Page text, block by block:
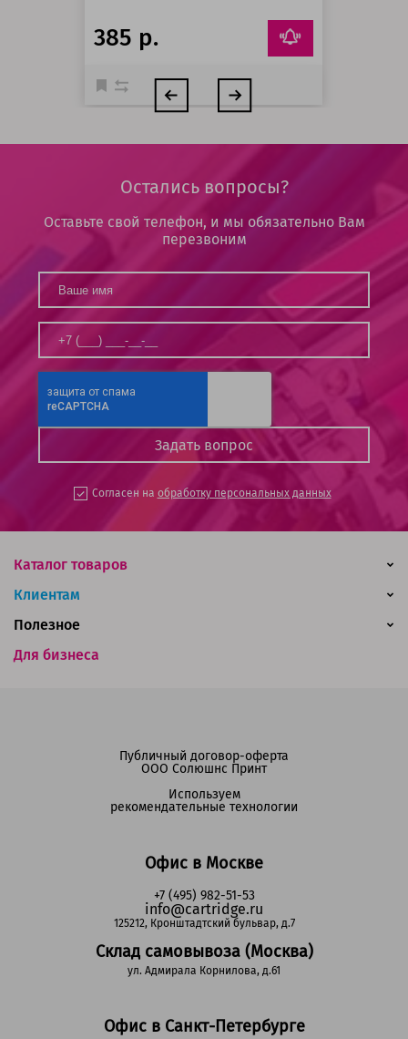
385 р.
Остались вопросы?
Оставьте свой телефон, и мы обязательно Вам
перезвоним
Согласен на обработку персональных данных
Каталог товаров
Клиентам
Для бизнеса
Полезное
Офис в Москве
+7 (495) 982-51-53
info@cartridge.ru
125212, Кронштадтский бульвар, д.7
Склад самовывоза (Москва)
ул. Адмирала Корнилова, д.61
Офис в Санкт-Петербурге
Публичный договор-оферта
ООО Солюшнс Принт
Используем
рекомендательные технологии